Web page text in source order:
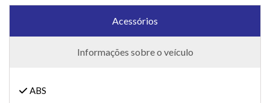
Acessórios
Informações sobre o veículo
ABS